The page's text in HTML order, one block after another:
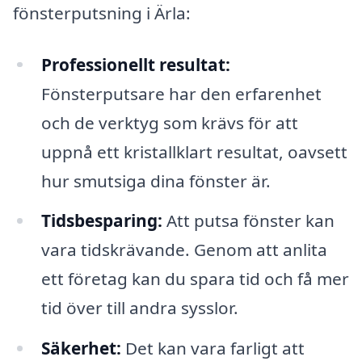
fönsterputsning i Ärla:
Professionellt resultat:
Fönsterputsare har den erfarenhet
och de verktyg som krävs för att
uppnå ett kristallklart resultat, oavsett
hur smutsiga dina fönster är.
Tidsbesparing: Att putsa fönster kan
vara tidskrävande. Genom att anlita
ett företag kan du spara tid och få mer
tid över till andra sysslor.
Säkerhet: Det kan vara farligt att